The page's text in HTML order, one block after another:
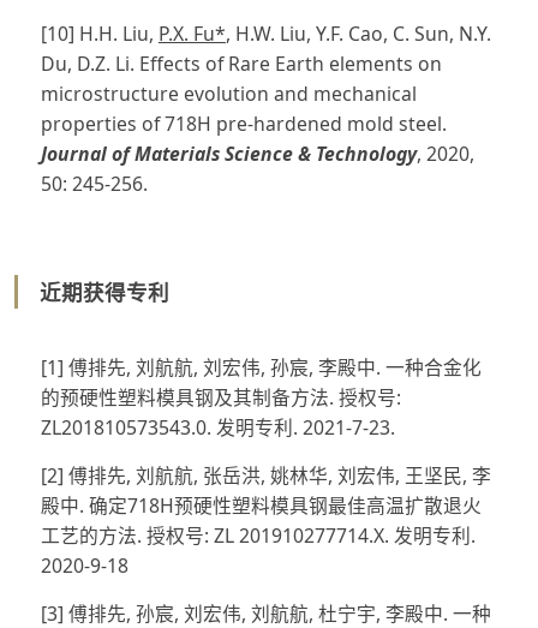
[10] H.H. Liu, P.X. Fu*, H.W. Liu, Y.F. Cao, C. Sun, N.Y.
Du, D.Z. Li. Effects of Rare Earth elements on
microstructure evolution and mechanical
properties of 718H pre-hardened mold steel.
Journal of Materials Science & Technology, 2020,
50: 245-256.
近期获得专利
[1] 傅排先, 刘航航, 刘宏伟, 孙宸, 李殿中. 一种合金化
的预硬性塑料模具钢及其制备方法. 授权号:
ZL201810573543.0. 发明专利. 2021-7-23.
[2] 傅排先, 刘航航, 张岳洪, 姚林华, 刘宏伟, 王坚民, 李
殿中. 确定718H预硬性塑料模具钢最佳高温扩散退火
工艺的方法. 授权号: ZL 201910277714.X. 发明专利.
2020-9-18
[3] 傅排先, 孙宸, 刘宏伟, 刘航航, 杜宁宇, 李殿中. 一种